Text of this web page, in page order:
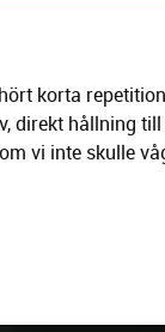
korta
direkt hållning
vi inte skulle